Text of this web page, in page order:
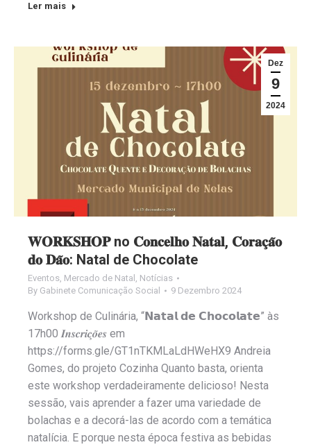
Ler mais
Dez
9
2024
𝐖𝐎𝐑𝐊𝐒𝐇𝐎𝐏 no 𝐂𝐨𝐧𝐜𝐞𝐥𝐡𝐨 𝐍𝐚𝐭𝐚𝐥, 𝐂𝐨𝐫𝐚𝐜̧𝐚̃𝐨
𝐝𝐨 𝐃𝐚̃𝐨: Natal de Chocolate
Eventos Mercado de Natal Notícias
By Gabinete Comunicação Social 9 Dezembro 2024
Workshop de Culinária, “𝗡𝗮𝘁𝗮𝗹 𝗱𝗲 𝗖𝗵𝗼𝗰𝗼𝗹𝗮𝘁𝗲” às
17h00 𝑰𝒏𝒔𝒄𝒓𝒊𝒄̧𝒐̃𝒆𝒔 em
https://forms.gle/GT1nTKMLaLdHWeHX9 Andreia
Gomes, do projeto Cozinha Quanto basta, orienta
este workshop verdadeiramente delicioso! Nesta
sessão, vais aprender a fazer uma variedade de
bolachas e a decorá-las de acordo com a temática
natalícia. E porque nesta época festiva as bebidas